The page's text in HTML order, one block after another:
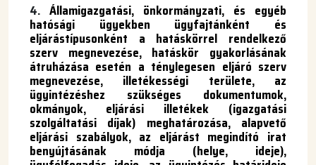
4. Államigazgatási, önkormányzati, és egyéb
hatósági ügyekben ügyfajtánként és
eljárástípusonként a hatáskörrel rendelkező
szerv megnevezése, hatáskör gyakorlásának
átruházása esetén a ténylegesen eljáró szerv
megnevezése, illetékességi területe, az
ügyintézéshez szükséges dokumentumok,
okmányok, eljárási illetékek (igazgatási
szolgáltatási díjak) meghatározása, alapvető
eljárási szabályok, az eljárást megindító irat
benyújtásának módja (helye, ideje),